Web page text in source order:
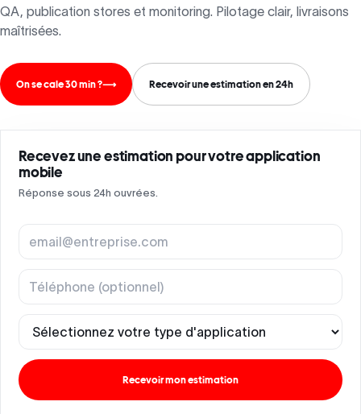
QA, publication stores et monitoring. Pilotage clair, livraisons
maîtrisées.
On se cale 30 min ?⟶ Recevoir une estimation en 24h
Recevez une estimation pour votre application
mobile
Réponse sous 24h ouvrées.
Adresse e-mail
Recevoir mon estimation